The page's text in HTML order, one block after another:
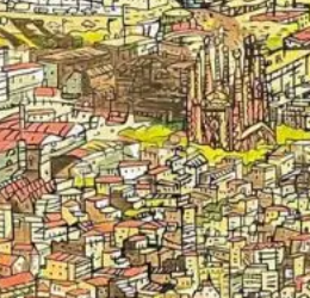
Cours particuliers d'espagnol
Programmes par âge
16-20 ans
Programme pour jeunes adultes
Cours d'espagnol en groupe
18-29 ans
Cours d'espagnol en groupe
Cours de groupe du soir
Cours de longue durée
Cours particuliers